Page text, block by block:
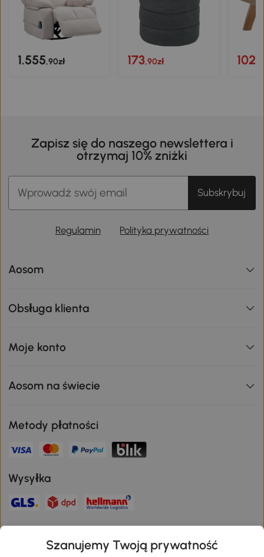
1.555,90zł 173,90zł 102
Zapisz się do naszego newslettera i
otrzymaj 10% zniżki
Subskrybuj
Regulamin Polityka prywatności
Aosom
Obsługa klienta
Moje konto
Aosom na świecie
Metody płatności
Wysyłka
Szanujemy Twoją prywatność